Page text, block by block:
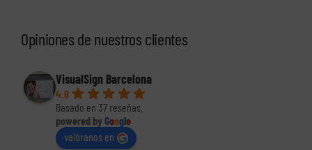
Opiniones de nuestros clientes
VisualSign Barcelona
4.8
Basado en 37 reseñas.
powered by Google
valóranos en